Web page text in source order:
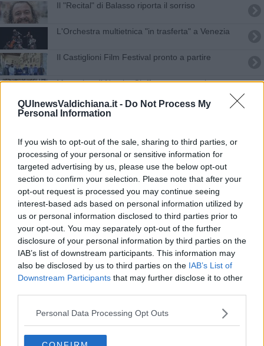
QUInewsValdichiana.it - Do Not Process My
Personal Information
If you wish to opt-out of the sale, sharing to third parties, or
processing of your personal or sensitive information for
targeted advertising by us, please use the below opt-out
section to confirm your selection. Please note that after your
opt-out request is processed you may continue seeing
interest-based ads based on personal information utilized by
us or personal information disclosed to third parties prior to
your opt-out. You may separately opt-out of the further
disclosure of your personal information by third parties on the
IAB’s list of downstream participants. This information may
also be disclosed by us to third parties on the IAB’s List of
Downstream Participants that may further disclose it to other
Personal Data Processing Opt Outs
Il "Recital" di Balasso riporta il sorriso
L'Orchestra multietnica "in trasferta" a Venezia
​Il Castiglioni Film Festival pronto a partire
Mercatino di Natale, Ciaffagnone e musica
"Così parlò Bellavista", un successo al "sicuro"
Maria Giulia in finale al premio Mia Martini
Stagione teatrale, artisti poderosi al Poliziano
Terra di Siena Film Fest, anteprima alla Terme
Nasce la Compagnia OrizzontiFestival
Attori e vip tra Radicofani e Chianciano
Si alza il sipario sul ‘Bravìum’
Natura e tecnologia, 41° Cantiere Internazionale